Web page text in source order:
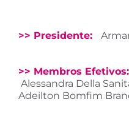
>> Presidente:
>> Membros Efetivos:
Alessandra Della
Adeilton Bomfim